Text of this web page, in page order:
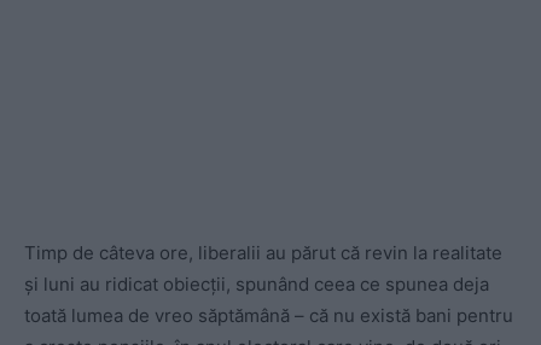
Timp de câteva ore, liberalii au părut că revin la realitate
și luni au ridicat obiecții, spunând ceea ce spunea deja
toată lumea de vreo săptămână – că nu există bani pentru